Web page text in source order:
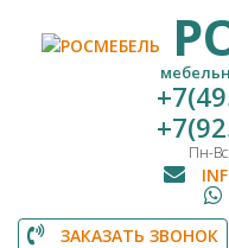
Пн-
ЗАКАЗАТЬ ЗВОНОК